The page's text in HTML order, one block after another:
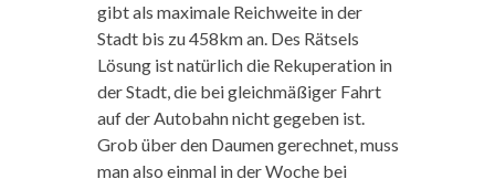
gibt als maximale Reichweite in der
Stadt bis zu 458km an. Des Rätsels
Lösung ist natürlich die Rekuperation in
der Stadt, die bei gleichmäßiger Fahrt
auf der Autobahn nicht gegeben ist.
Grob über den Daumen gerechnet, muss
man also einmal in der Woche bei